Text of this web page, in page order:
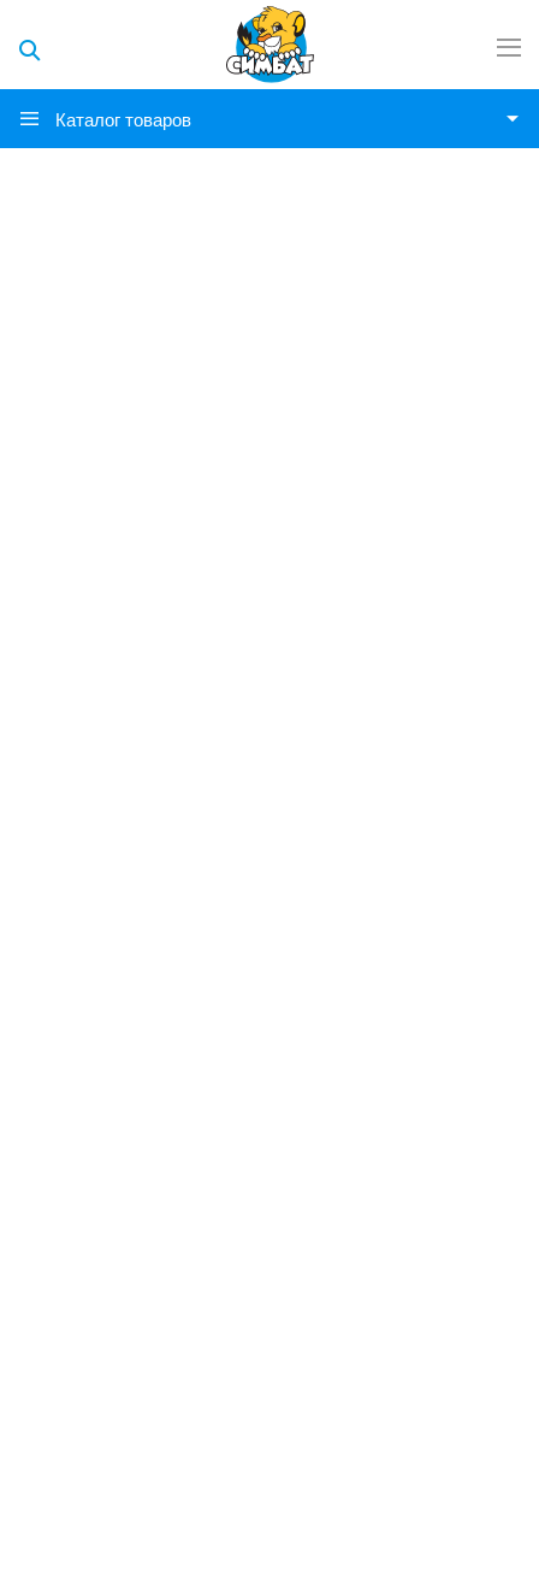
Каталог товаров